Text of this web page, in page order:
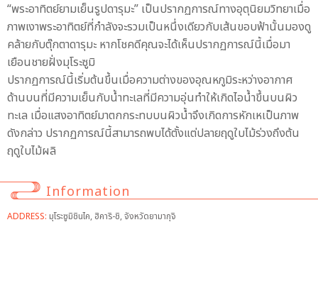
“พระอาทิตย์ยามเย็นรูปดารุมะ” เป็นปรากฏการณ์ทางอุตุนิยมวิทยาเมื่อ
ภาพเงาพระอาทิตย์ที่กำลังจะรวมเป็นหนึ่งเดียวกับเส้นขอบฟ้านั้นมองดู
คล้ายกับตุ๊กตาดารุมะ หากโชคดีคุณจะได้เห็นปรากฏการณ์นี้เมื่อมา
เยือนชายฝั่งมุโระซูมิ
ปรากฏการณ์นี้เริ่มต้นขึ้นเมื่อความต่างของอุณหภูมิระหว่างอากาศ
ด้านบนที่มีความเย็นกับน้ำทะเลที่มีความอุ่นทำให้เกิดไอน้ำขึ้นบนผิว
ทะเล เมื่อแสงอาทิตย์มาตกกระทบบนผิวน้ำจึงเกิดการหักเหเป็นภาพ
ดังกล่าว ปรากฏการณ์นี้สามารถพบได้ตั้งแต่ปลายฤดูใบไม้ร่วงถึงต้น
ฤดูใบไม้ผลิ
Information
ADDRESS: มุโระซูมิชินไค, ฮิคาริ-ชิ, จังหวัดยามากุจิ